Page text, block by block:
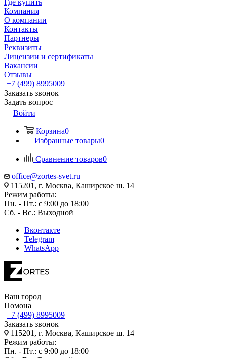
Где купить
Компания
О компании
Контакты
Партнеры
Реквизиты
Лицензии и сертификаты
Вакансии
Отзывы
+7 (499) 8995009
Заказать звонок
Задать вопрос
Войти
Корзина0
Избранные товары0
Сравнение товаров0
office@zortes-svet.ru
115201, г. Москва, Каширское ш. 14
Режим работы:
Пн. - Пт.: с 9:00 до 18:00
Сб. - Вс.: Выходной
Вконтакте
Telegram
WhatsApp
Ваш город
Помона
+7 (499) 8995009
Заказать звонок
115201, г. Москва, Каширское ш. 14
Режим работы:
Пн. - Пт.: с 9:00 до 18:00